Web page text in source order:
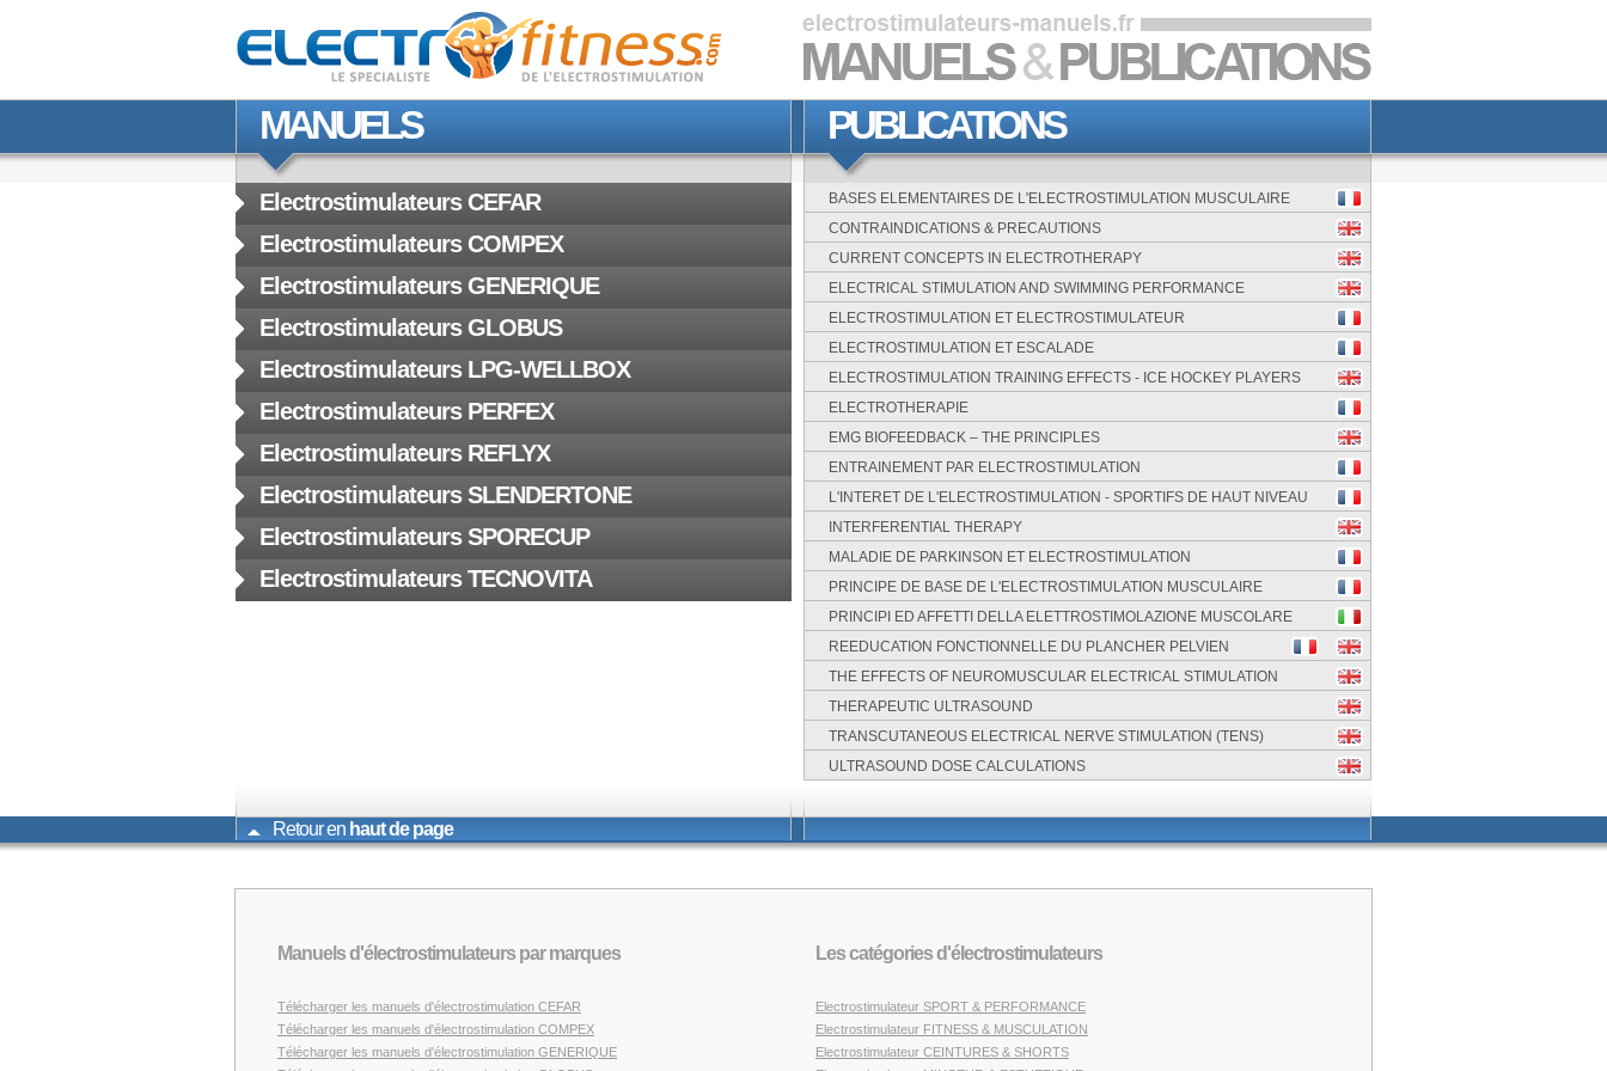
MANUELS PUBLICATIONS
Electrostimulateurs CEFAR
Electrostimulateurs COMPEX
Electrostimulateurs GENERIQUE
Electrostimulateurs GLOBUS
Electrostimulateurs LPG-WELLBOX
Electrostimulateurs PERFEX
Electrostimulateurs REFLYX
Electrostimulateurs SLENDERTONE
Electrostimulateurs SPORECUP
Electrostimulateurs TECNOVITA
BASES ELEMENTAIRES DE L'ELECTROSTIMULATION MUSCULAIRE
CONTRAINDICATIONS & PRECAUTIONS
CURRENT CONCEPTS IN ELECTROTHERAPY
ELECTRICAL STIMULATION AND SWIMMING PERFORMANCE
ELECTROSTIMULATION ET ELECTROSTIMULATEUR
ELECTROSTIMULATION ET ESCALADE
ELECTROSTIMULATION TRAINING EFFECTS - ICE HOCKEY PLAYERS
ELECTROTHERAPIE
EMG BIOFEEDBACK – THE PRINCIPLES
ENTRAINEMENT PAR ELECTROSTIMULATION
L'INTERET DE L'ELECTROSTIMULATION - SPORTIFS DE HAUT NIVEAU
INTERFERENTIAL THERAPY
MALADIE DE PARKINSON ET ELECTROSTIMULATION
PRINCIPE DE BASE DE L'ELECTROSTIMULATION MUSCULAIRE
PRINCIPI ED AFFETTI DELLA ELETTROSTIMOLAZIONE MUSCOLARE
REEDUCATION FONCTIONNELLE DU PLANCHER PELVIEN
THE EFFECTS OF NEUROMUSCULAR ELECTRICAL STIMULATION
THERAPEUTIC ULTRASOUND
TRANSCUTANEOUS ELECTRICAL NERVE STIMULATION (TENS)
ULTRASOUND DOSE CALCULATIONS
Retour en haut de page
Manuels d'électrostimulateurs par marques
Télécharger les manuels d'électrostimulation CEFAR
Télécharger les manuels d'électrostimulation COMPEX
Télécharger les manuels d'électrostimulation GENERIQUE
Les catégories d'électrostimulateurs
Electrostimulateur SPORT & PERFORMANCE
Electrostimulateur FITNESS & MUSCULATION
Electrostimulateur CEINTURES & SHORTS